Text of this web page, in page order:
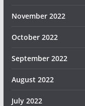
November 2022
October 2022
September 2022
August 2022
July 2022